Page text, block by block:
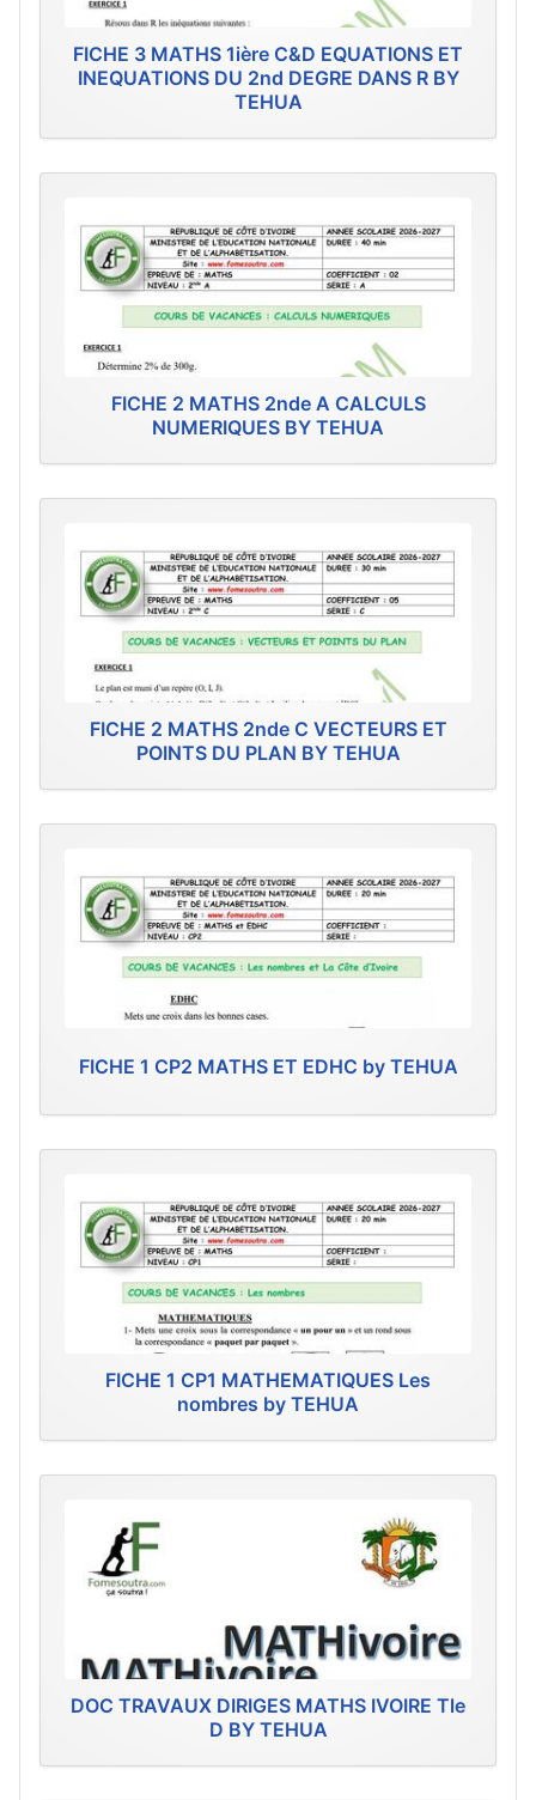
FICHE 3 MATHS 1ière C&D EQUATIONS ET
INEQUATIONS DU 2nd DEGRE DANS R BY
TEHUA
FICHE 2 MATHS 2nde A CALCULS
NUMERIQUES BY TEHUA
FICHE 2 MATHS 2nde C VECTEURS ET
POINTS DU PLAN BY TEHUA
FICHE 1 CP2 MATHS ET EDHC by TEHUA
FICHE 1 CP1 MATHEMATIQUES Les
nombres by TEHUA
DOC TRAVAUX DIRIGES MATHS IVOIRE Tle
D BY TEHUA